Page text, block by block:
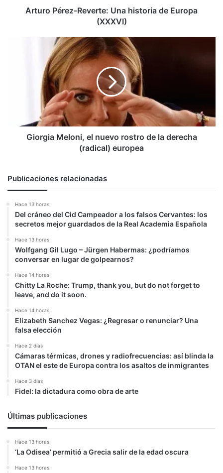
Arturo Pérez-Reverte: Una historia de Europa
(XXXVI)
(radical)
europeaGiorgia Meloni, el nuevo rostro de la derecha
(radical) europea
Publicaciones relacionadas
Hace 13 horas
Del cráneo del Cid Campeador a los falsos Cervantes: los
secretos mejor guardados de la Real Academia Española
Hace 13 horas
Wolfgang Gil Lugo – Jürgen Habermas: ¿podríamos
conversar en lugar de golpearnos?
Hace 14 horas
Chitty La Roche: Trump, thank you, but do not forget to
leave, and do it soon.
Hace 14 horas
Elizabeth Sanchez Vegas: ¿Regresar o renunciar? Una
falsa elección
Hace 2 días
Cámaras térmicas, drones y radiofrecuencias: así blinda la
OTAN el este de Europa contra los asaltos de inmigrantes
Hace 3 días
Fidel: la dictadura como obra de arte
Últimas publicaciones
Hace 13 horas
‘La Odisea’ permitió a Grecia salir de la edad oscura
Hace 13 horas